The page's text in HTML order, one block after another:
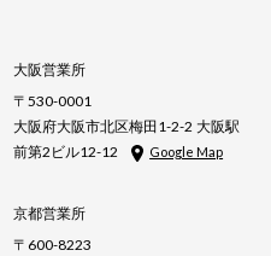
大阪営業所
〒530-0001
大阪府大阪市北区梅田1-2-2 大阪駅
前第2ビル12-12
Google Map
京都営業所
〒600-8223